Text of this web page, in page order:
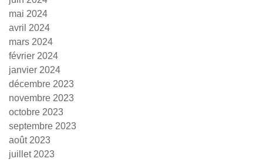
mai 2024
avril 2024
mars 2024
février 2024
janvier 2024
décembre 2023
novembre 2023
octobre 2023
septembre 2023
août 2023
juillet 2023